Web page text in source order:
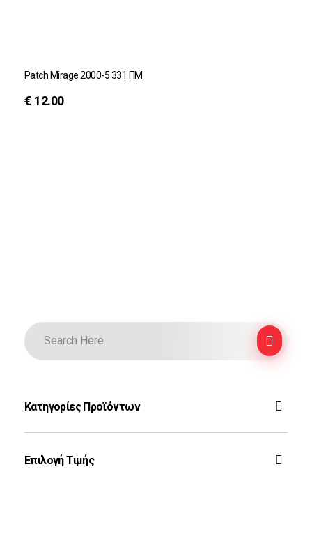
Patch Mirage 2000-5 331 ΠΜ
€ 12.00
Κατηγορίες Προϊόντων
Ζεύς
Επιλογή Τιμής